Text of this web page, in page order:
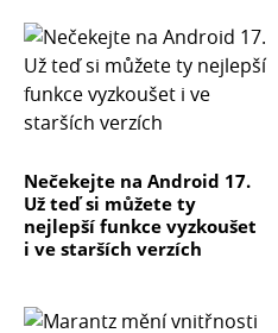
Nečekejte na Android 17.
Už teď si můžete ty
nejlepší funkce vyzkoušet
i ve starších verzích